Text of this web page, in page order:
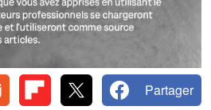
Partager